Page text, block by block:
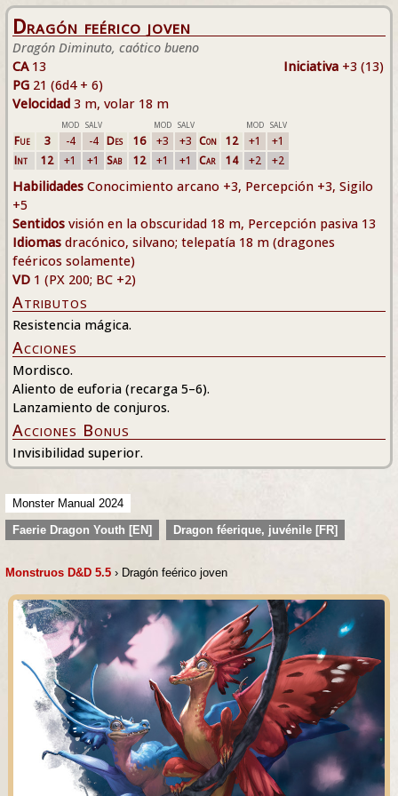
Dragón feérico joven
Dragón Diminuto, caótico bueno
Iniciativa +3 (13)
CA13
PG 21 (6d4 + 6)
Velocidad 3 m, volar 18 m
MOD SALV MOD SALV MOD SALV
Fue 3 -4 -4 Des 16 +3 +3 Con 12 +1
+1
Int
12 +1 +1 Sab 12 +1 +1 Car 14 +2 +2
Habilidades Conocimiento arcano +3, Percepción +3, Sigilo
+5
Sentidos visión en la obscuridad 18 m, Percepción pasiva 13
Idiomas dracónico, silvano; telepatía 18 m (dragones
feéricos solamente)
VD 1 (PX 200; BC +2)
Atributos
Resistencia mágica.
Acciones
Mordisco.
Aliento de euforia (recarga 5–6).
Lanzamiento de conjuros.
Acciones Bonus
Invisibilidad superior.
Monster Manual 2024
Faerie Dragon Youth [EN]
Dragon féerique, juvénile [FR]
Monstruos D&D 5.5 › Dragón feérico joven